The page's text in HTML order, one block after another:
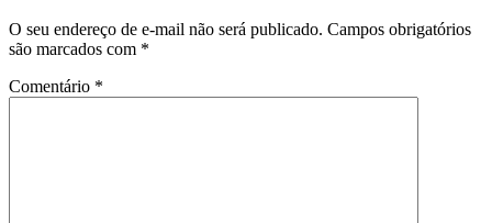
O seu endereço de e-mail não será publicado. Campos obrigatórios
são marcados com *
Comentário *